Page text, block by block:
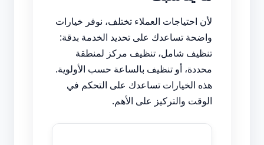
لأن احتياجات العملاء تختلف، نوفر خيارات
واضحة تساعدك على تحديد الخدمة بدقة:
تنظيف شامل، تنظيف مركز لمنطقة
محددة، أو تنظيف بالساعة حسب الأولوية.
هذه الخيارات تساعدك على التحكم في
الوقت والتركيز على الأهم.